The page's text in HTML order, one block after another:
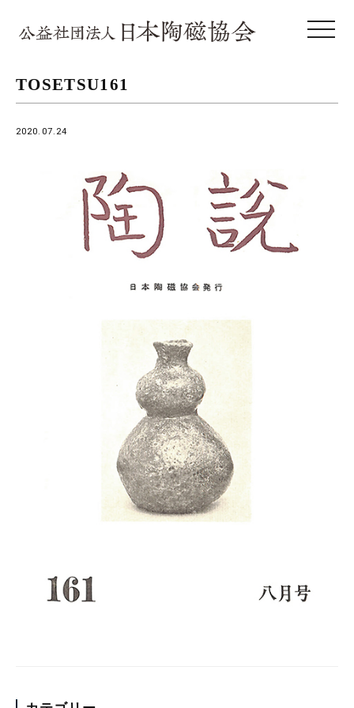
toggle
TOSETSU161
2020.07.24